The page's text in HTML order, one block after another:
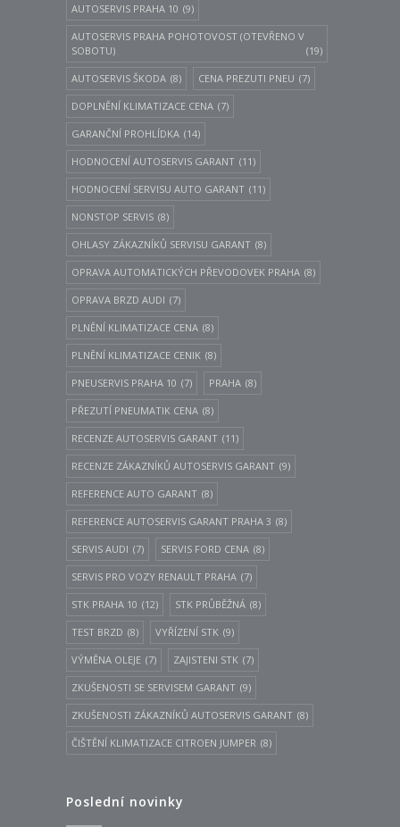
AUTOSERVIS PRAHA 10 (9)
AUTOSERVIS PRAHA POHOTOVOST (OTEVŘENO V
SOBOTU)
(19)
AUTOSERVIS ŠKODA (8) CENA PREZUTI PNEU (7)
DOPLNĚNÍ KLIMATIZACE CENA (7)
GARANČNÍ PROHLÍDKA (14)
HODNOCENÍ AUTOSERVIS GARANT (11)
HODNOCENÍ SERVISU AUTO GARANT (11)
NONSTOP SERVIS (8)
OHLASY ZÁKAZNÍKŮ SERVISU GARANT (8)
OPRAVA AUTOMATICKÝCH PŘEVODOVEK PRAHA (8)
OPRAVA BRZD AUDI (7)
PLNĚNÍ KLIMATIZACE CENA (8)
PLNĚNÍ KLIMATIZACE CENIK (8)
PNEUSERVIS PRAHA 10 (7) PRAHA (8)
PŘEZUTÍ PNEUMATIK CENA (8)
RECENZE AUTOSERVIS GARANT (11)
RECENZE ZÁKAZNÍKŮ AUTOSERVIS GARANT (9)
REFERENCE AUTO GARANT (8)
REFERENCE AUTOSERVIS GARANT PRAHA 3 (8)
SERVIS AUDI (7) SERVIS FORD CENA (8)
SERVIS PRO VOZY RENAULT PRAHA (7)
STK PRAHA 10 (12) STK PRŮBĚŽNÁ (8)
TEST BRZD (8) VYŘÍZENÍ STK (9)
VÝMĚNA OLEJE (7) ZAJISTENI STK (7)
ZKUŠENOSTI SE SERVISEM GARANT (9)
ZKUŠENOSTI ZÁKAZNÍKŮ AUTOSERVIS GARANT (8)
ČIŠTĚNÍ KLIMATIZACE CITROEN JUMPER (8)
Poslední novinky